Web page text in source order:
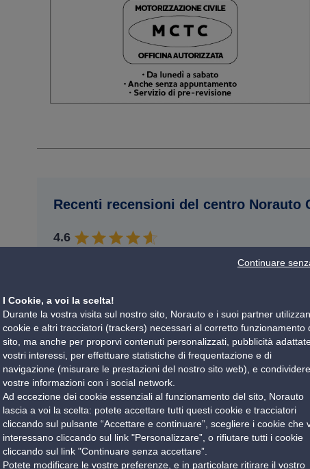
Recenti recensioni del centro Norauto
4.6
177 clienti hanno assegnato un punteggio a questo
Scopri la nostra officina a Citta' Sant'angelo
Scopri maggiori informazioni sul nostro centro a Citta'
nostra abilità professionale, ai nostri metodi di lavoro
nostro lavoro per mantenere e ottenere un'ottima
una una delle nostre officine.
I Cookie, a voi la scelta!
Durante la vostra visita sul nostro sito, Norauto e i suoi partner
cookie e altri tracciatori (trackers) necessari al corretto funzionamento
sito, ma anche per proporvi contenuti personalizzati, pubblicità
vostri interessi, per effettuare statistiche di frequentazione e di
navigazione (misurare le prestazioni del nostro sito web), e
vostre informazioni con i social network.
Ad eccezione dei cookie essenziali al funzionamento del sito, Norauto
lascia a voi la scelta: potete accettare tutti questi cookie e tracciatori
cliccando sul pulsante “Accettare e continuare”, scegliere i cookie che
interessano cliccando sul link "Personalizzare”, o rifiutare tutti i cookie
cliccando sul link "Continuare senza accettare”.
Potete modificare le vostre preferenze, e in particolare ritirare il vostro
Continuare